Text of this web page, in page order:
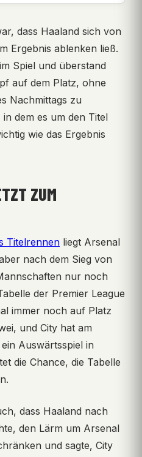
dass Haaland sich von
Ergebnis ablenken ließ.
Spiel und überstand
auf dem Platz, ohne
Nachmittags zu
dem es um den Titel
wie das Ergebnis
ZUM
Titelrennen liegt Arsenal
nach dem Sieg von
nur noch
der Premier League
immer noch auf Platz
und City hat am
Auswärtsspiel in
die Chance, die Tabelle
dass Haaland nach
den Lärm um Arsenal
und sagte, City